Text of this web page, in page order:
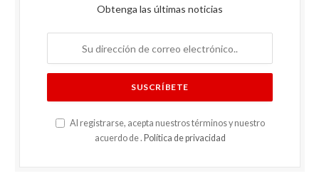
Obtenga las últimas noticias
Al registrarse, acepta nuestros términos y nuestro
acuerdo de . Política de privacidad